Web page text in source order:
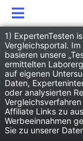
Pfanne 18 cm
• Die
1) ExpertenTesten
Vergleichsportal.
basieren unsere
ermittelten
auf eigenen
Daten,
oder analysierten
Affiliate Links zu
Werbeeinnahmen
Sie zu unserer